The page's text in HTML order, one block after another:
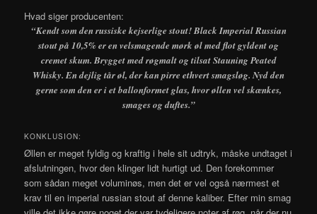
Hvad siger producenten:
“Kendt som den russiske kejserlige stout! Black Imperial Russian
stout på 10,5% er en velsmagende mørk øl med flot gyldent og
cremet skum. Brygget med røgmalt og tilsat Stauning Peated
Whisky. En dejlig tår øl, der kan pirre ethvert smagsløg. Nyd den
gerne som den er i et ballonformet glas, hvor øllen vel skænkes,
smages og duftes.”
KONKLUSION:
Øllen er meget fyldig og kraftig i hele sit udtryk, måske undtaget i
afslutningen, hvor den klinger lidt hurtigt ud. Den forekommer
som sådan meget voluminøs, men det er vel også nærmest et
krav til en imperial russian stout af denne kaliber. Efter min smag